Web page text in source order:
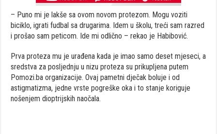
– Puno mi je lakše sa ovom novom protezom. Mogu voziti
biciklo, igrati fudbal sa drugarima. Idem u školu, treći sam razred
i prošao sam peticom. Ide mi odlično – rekao je Habibović.
Prva proteza mu je urađena kada je imao samo deset mjeseci, a
sredstva za posljednju u nizu proteza su prikupljena putem
Pomozi.ba organizacije. Ovaj pametni dječak boluje i od
astigmatizma, jedne vrste pogreške oka i to stanje koriguje
nošenjem dioptrijskih naočala.